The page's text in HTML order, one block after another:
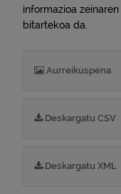
informazioa
bitartekoa da.
Aurreikuspena
Deskargatu CSV
Deskargatu XML